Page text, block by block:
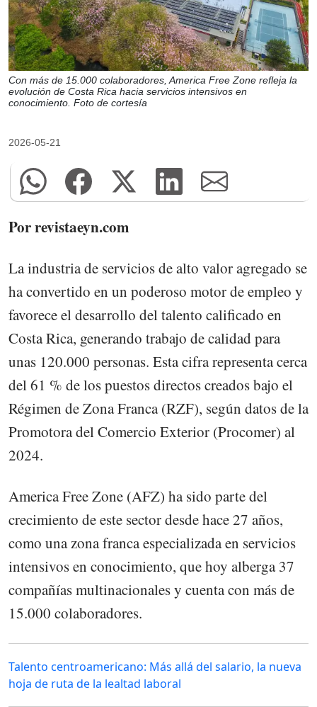
Con más de 15.000 colaboradores, America Free Zone refleja la
evolución de Costa Rica hacia servicios intensivos en
conocimiento. Foto de cortesía
2026-05-21
Por revistaeyn.com
La industria de servicios de alto valor agregado se
ha convertido en un poderoso motor de empleo y
favorece el desarrollo del talento calificado en
Costa Rica, generando trabajo de calidad para
unas 120.000 personas. Esta cifra representa cerca
del 61 % de los puestos directos creados bajo el
Régimen de Zona Franca (RZF), según datos de la
Promotora del Comercio Exterior (Procomer) al
2024.
America Free Zone (AFZ) ha sido parte del
crecimiento de este sector desde hace 27 años,
como una zona franca especializada en servicios
intensivos en conocimiento, que hoy alberga 37
compañías multinacionales y cuenta con más de
15.000 colaboradores.
Talento centroamericano: Más allá del salario, la nueva
hoja de ruta de la lealtad laboral